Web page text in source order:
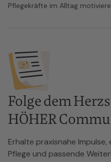
Pflegekräfte im Alltag
Folge dem
HÖHER
Erhalte praxisnahe
Pflege und passende